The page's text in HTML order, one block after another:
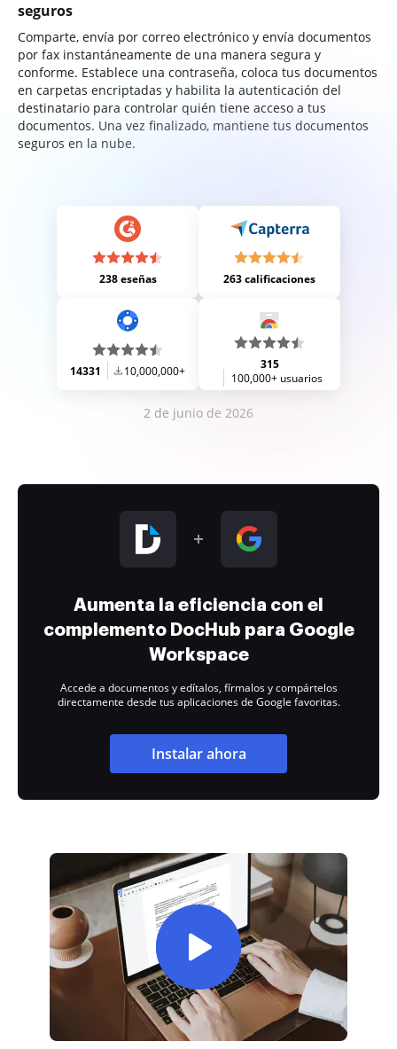
seguros
Comparte, envía por correo electrónico y envía documentos
por fax instantáneamente de una manera segura y
conforme. Establece una contraseña, coloca tus documentos
en carpetas encriptadas y habilita la autenticación del
destinatario para controlar quién tiene acceso a tus
documentos. Una vez finalizado, mantiene tus documentos
seguros en la nube.
238 eseñas 263 calificaciones
14331 10,000,000+
315
100,000+ usuarios
2 de junio de 2026
Aumenta la eficiencia con el
complemento DocHub para Google
Workspace
Accede a documentos y edítalos, fírmalos y compártelos
directamente desde tus aplicaciones de Google favoritas.
Instalar ahora